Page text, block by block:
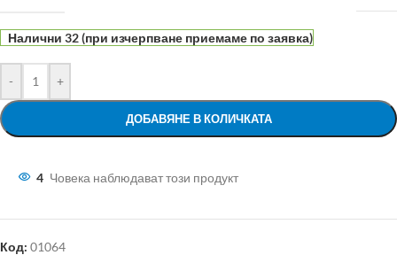
Налични 32 (при изчерпване приемаме по заявка)
- +
ДОБАВЯНЕ В КОЛИЧКАТА
4 Човека наблюдават този продукт
Код: 01064